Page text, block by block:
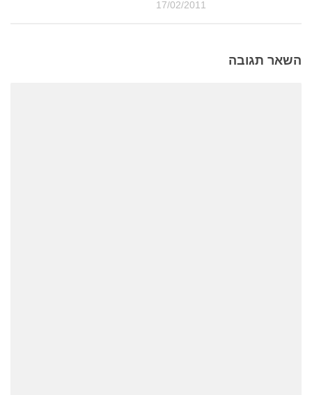
17/02/2011
השאר תגובה